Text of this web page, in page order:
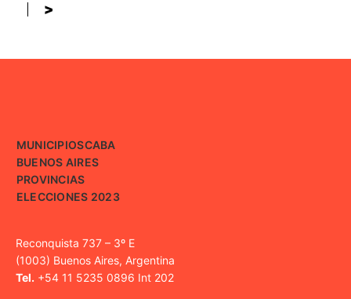
>
MUNICIPIOSCABA
BUENOS AIRES
PROVINCIAS
ELECCIONES 2023
Reconquista 737 – 3º E
(1003) Buenos Aires, Argentina
Tel. +54 11 5235 0896 Int 202